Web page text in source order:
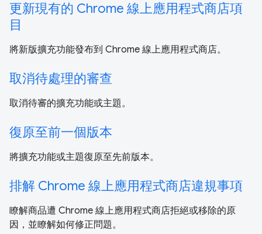
更新現有的 Chrome 線上應用程式商店項
目
將新版擴充功能發布到 Chrome 線上應用程式商店。
取消待處理的審查
取消待審的擴充功能或主題。
復原至前一個版本
將擴充功能或主題復原至先前版本。
排解 Chrome 線上應用程式商店違規事項
瞭解商品遭 Chrome 線上應用程式商店拒絕或移除的原
因，並瞭解如何修正問題。